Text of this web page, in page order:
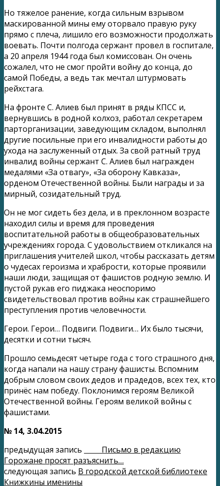
Но тяжелое ранение, когда сильным взрывом
маскированной мины ему оторвало правую руку
прямо с плеча, лишило его возможности продолжать
воевать. Почти полгода сержант провел в госпитале,
а 20 апреля 1944 года был комиссован. Он очень
сожалел, что не смог пройти войну до конца, до
самой Победы, а ведь так мечтал штурмовать
рейхстага.
На фронте С. Алиев был принят в ряды КПСС и,
вернувшись в родной колхоз, работал секретарем
парторганизации, заведующим складом, выполнял
другие посильные при его инвалидности работы до
ухода на заслуженный отдых. За свой ратный труд
инвалид войны сержант С. Алиев был награжден
медалями «За отвагу», «За оборону Кавказа»,
орденом Отечественной войны. Были награды и за
мирный, созидательный труд.
Он не мог сидеть без дела, и в преклонном возрасте
находил силы и время для проведения
воспитательной работы в общеобразовательных
учреждениях города. С удовольствием откликался на
приглашения учителей школ, чтобы рассказать детям
о чудесах героизма и храбрости, которые проявили
наши люди, защищая от фашистов родную землю. И
пустой рукав его пиджака неоспоримо
свидетельствовал против войны как страшнейшего
преступления против человечности.
Герои. Герои… Подвиги. Подвиги… Их было тысячи,
десятки и сотни тысяч.
Прошло семьдесят четыре года с того страшного дня,
когда напали на нашу страну фашисты. Вспомним
добрым словом своих дедов и прадедов, всех тех, кто
принёс нам победу. Поклонимся героям Великой
Отечественной войны. Героям великой войны с
фашистами.
№ 14, 3.04.2015
предыдущая запись
Письмо в редакцию
Горожане просят разъяснить…
следующая запись В городской детской библиотеке
Книжкины именины